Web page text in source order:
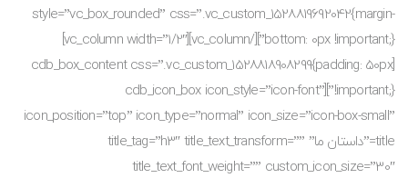
style=”vc_box_rounded” css=”.vc_custom_1528819692042{margin-
[cdb_box_content css=”.vc_custom_1528818908299{padding: 50px
!important;}”][cdb_icon_box icon_style=”icon-font”
icon_position=”top” icon_type=”normal” icon_size=”icon-box-small”
title=”داستان ما” title_tag=”h3″ title_text_transform=””
title_text_font_weight=”” custom_icon_size=”30″